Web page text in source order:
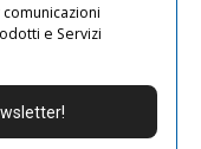
e Servizi